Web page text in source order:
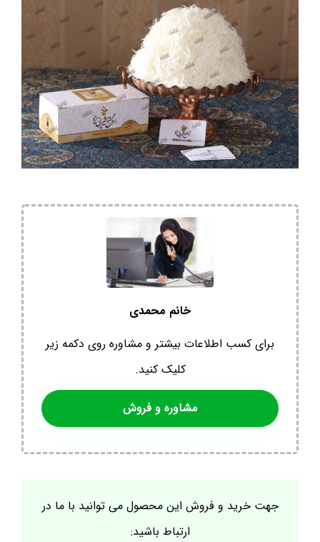
خانم محمدی
برای کسب اطلاعات بیشتر و مشاوره روی دکمه زیر
کلیک کنید.
مشاوره و فروش
جهت خرید و فروش این محصول می توانید با ما در
ارتباط باشید: